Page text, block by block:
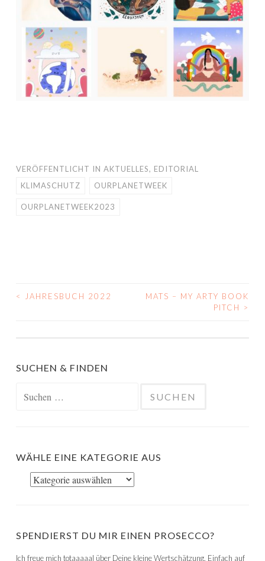
VERÖFFENTLICHT IN AKTUELLES, EDITORIAL
KLIMASCHUTZ
OURPLANETWEEK
OURPLANETWEEK2023
BEITRAGS-
< JAHRESBUCH 2022
MATS – MY ARTY BOOK
PITCH
>
SUCHEN & FINDEN
WÄHLE EINE KATEGORIE AUS
Wähle
SPENDIERST DU MIR EINEN PROSECCO?
Ich freue mich totaaaaal über Deine kleine Wertschätzung. Einfach auf